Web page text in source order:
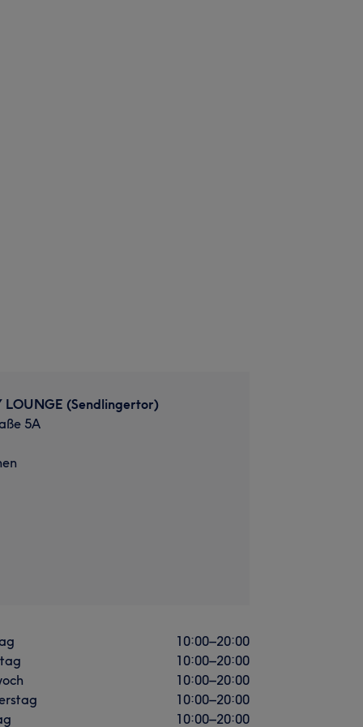
LOUNGE (Sendlingertor)
5A
10:00–20:00
10:00–20:00
10:00–20:00
10:00–20:00
10:00–20:00